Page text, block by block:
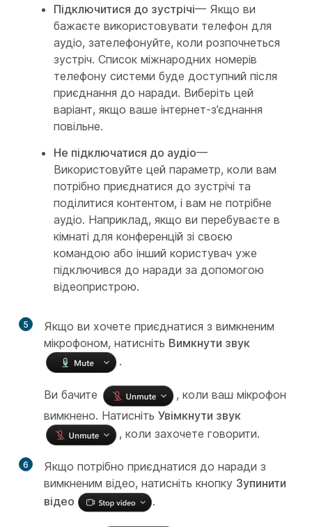
Підключитися до зустрічі— Якщо ви
бажаєте використовувати телефон для
аудіо, зателефонуйте, коли розпочнеться
зустріч. Список міжнародних номерів
телефону системи буде доступний після
приєднання до наради. Виберіть цей
варіант, якщо ваше інтернет-з’єднання
повільне.
Не підключатися до аудіо—
Використовуйте цей параметр, коли вам
потрібно приєднатися до зустрічі та
поділитися контентом, і вам не потрібне
аудіо. Наприклад, якщо ви перебуваєте в
кімнаті для конференцій зі своєю
командою або інший користувач уже
підключився до наради за допомогою
відеопристрою.
5
Якщо ви хочете приєднатися з вимкненим
мікрофоном, натисніть Вимкнути звук
.
Ви бачите
, коли ваш мікрофон
вимкнено. Натисніть Увімкнути звук
, коли захочете говорити.
6
Якщо потрібно приєднатися до наради з
вимкненим відео, натисніть кнопку Зупинити
відео
.